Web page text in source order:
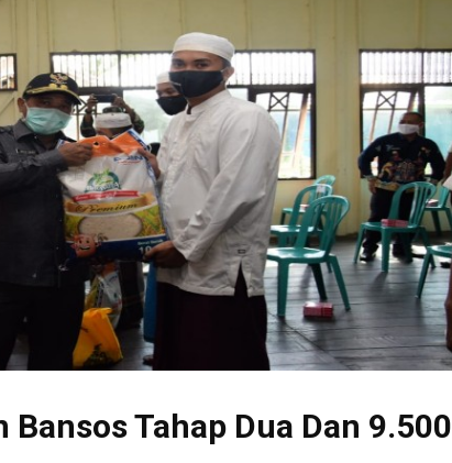
Tahap Dua Dan 9.500